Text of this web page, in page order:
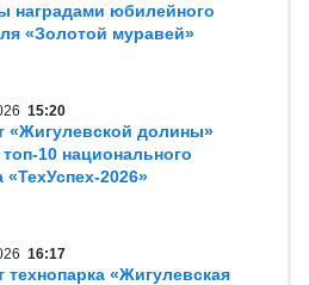
наградами юбилейного
«Золотой муравей»
15:20
«Жигулевской долины»
10 национального
«ТехУспех-2026»
16:17
технопарка «Жигулевская